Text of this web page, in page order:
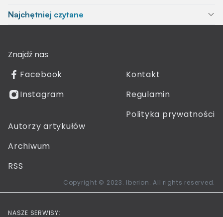
Najchętniej czytane
Znajdź nas
Facebook
Instagram
Kontakt
Regulamin
Polityka prywatności
Autorzy artykułów
Archiwum
RSS
Copyright © 2023. Iberion. All rights reserved.
NASZE SERWISY: